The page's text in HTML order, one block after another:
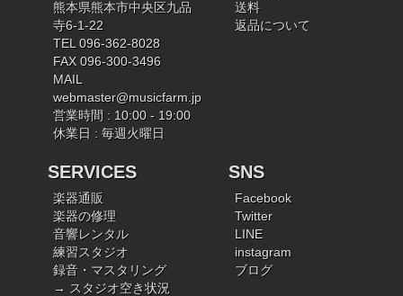
熊本県熊本市中央区九品
寺6-1-22
TEL 096-362-8028
FAX 096-300-3496
MAIL
webmaster@musicfarm.jp
営業時間 : 10:00 - 19:00
休業日 : 毎週火曜日
送料
返品について
SERVICES
楽器通販
楽器の修理
音響レンタル
練習スタジオ
録音・マスタリング
→ スタジオ空き状況
SNS
Facebook
Twitter
LINE
instagram
ブログ